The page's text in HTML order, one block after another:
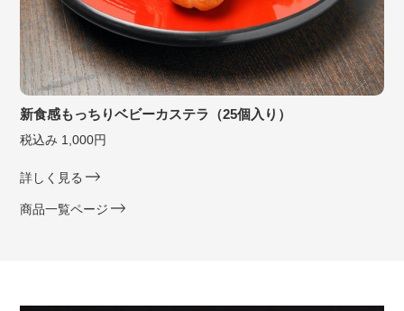
新食感もっちりベビーカステラ（25個入り）
税込み 1,000円
詳しく見る
商品一覧ページ